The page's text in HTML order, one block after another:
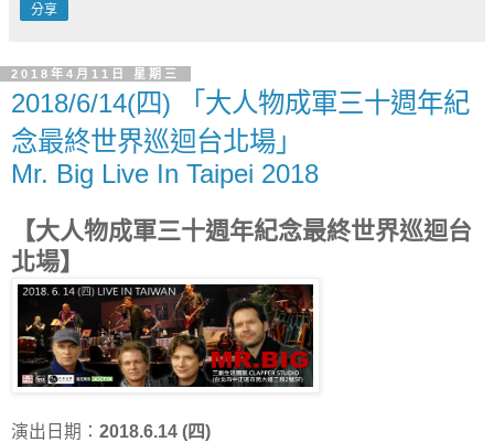
分享
2018年4月11日 星期三
2018/6/14(四) 「大人物成軍三十週年紀
念最終世界巡迴台北場」
Mr. Big Live In Taipei 2018
【大人物成軍三十週年紀念最終世界巡迴台
北場】
演出日期： 2018.6.14 (四)